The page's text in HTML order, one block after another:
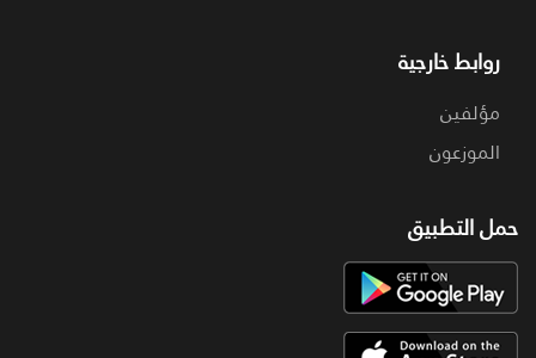
روابط خارجية
مؤلفين
الموزعون
حمل التطبيق